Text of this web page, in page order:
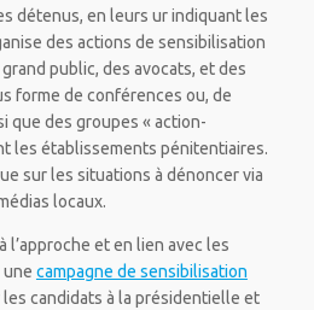
détenus, en leurs ur indiquant les
des actions de sensibilisation
public, des avocats, et des
forme de conférences ou, de
que des groupes « action-
les établissements pénitentiaires.
sur les situations à dénoncer via
locaux.
l’approche et en lien avec les
campagne de sensibilisation
candidats à la présidentielle et